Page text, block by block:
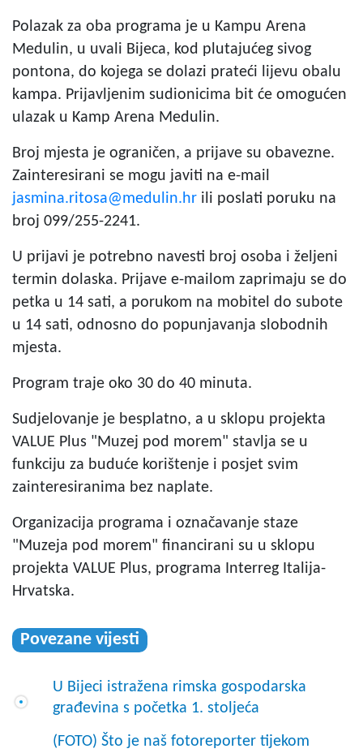
Polazak za oba programa je u Kampu Arena
Medulin, u uvali Bijeca, kod plutajućeg sivog
pontona, do kojega se dolazi prateći lijevu obalu
kampa. Prijavljenim sudionicima bit će omogućen
ulazak u Kamp Arena Medulin.
Broj mjesta je ograničen, a prijave su obavezne.
Zainteresirani se mogu javiti na e-mail
jasmina.ritosa@medulin.hr ili poslati poruku na
broj 099/255-2241.
U prijavi je potrebno navesti broj osoba i željeni
termin dolaska. Prijave e-mailom zaprimaju se do
petka u 14 sati, a porukom na mobitel do subote
u 14 sati, odnosno do popunjavanja slobodnih
mjesta.
Program traje oko 30 do 40 minuta.
Sudjelovanje je besplatno, a u sklopu projekta
VALUE Plus "Muzej pod morem" stavlja se u
funkciju za buduće korištenje i posjet svim
zainteresiranima bez naplate.
Organizacija programa i označavanje staze
"Muzeja pod morem" financirani su u sklopu
projekta VALUE Plus, programa Interreg Italija-
Hrvatska.
Povezane vijesti
U Bijeci istražena rimska gospodarska
građevina s početka 1. stoljeća
(FOTO) Što je naš fotoreporter tijekom